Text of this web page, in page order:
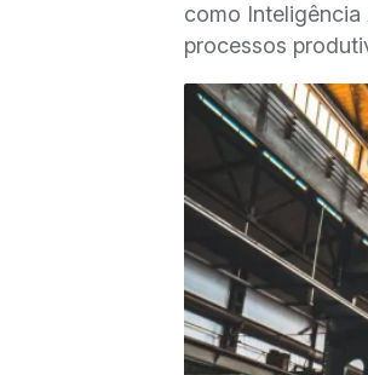
como Inteligência
processos